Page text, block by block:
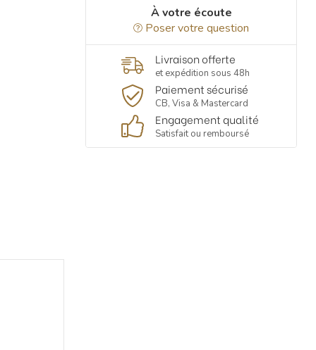
À votre écoute
Poser votre question
Livraison offerte
et expédition sous 48h
Paiement sécurisé
CB, Visa & Mastercard
Engagement qualité
Satisfait ou remboursé